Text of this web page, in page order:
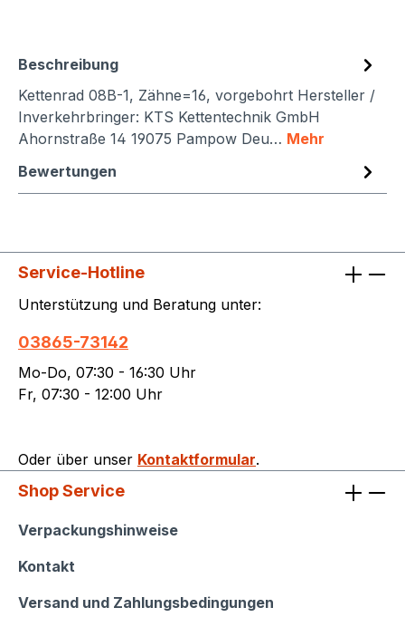
Beschreibung
Kettenrad 08B-1, Zähne=16, vorgebohrt Hersteller /
Inverkehrbringer: KTS Kettentechnik GmbH
Ahornstraße 14 19075 Pampow Deu… Mehr
Bewertungen
Service-Hotline
Unterstützung und Beratung unter:
03865-73142
Mo-Do, 07:30 - 16:30 Uhr
Fr, 07:30 - 12:00 Uhr
Oder über unser Kontaktformular.
Shop Service
Shop Service
Verpackungshinweise
Kontakt
Versand und Zahlungsbedingungen